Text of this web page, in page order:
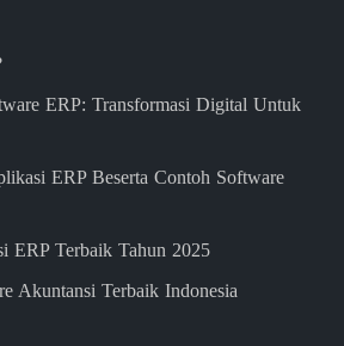
ERP: Transformasi Digital Untuk
ERP Beserta Contoh Software
ERP Terbaik Tahun 2025
Akuntansi Terbaik Indonesia